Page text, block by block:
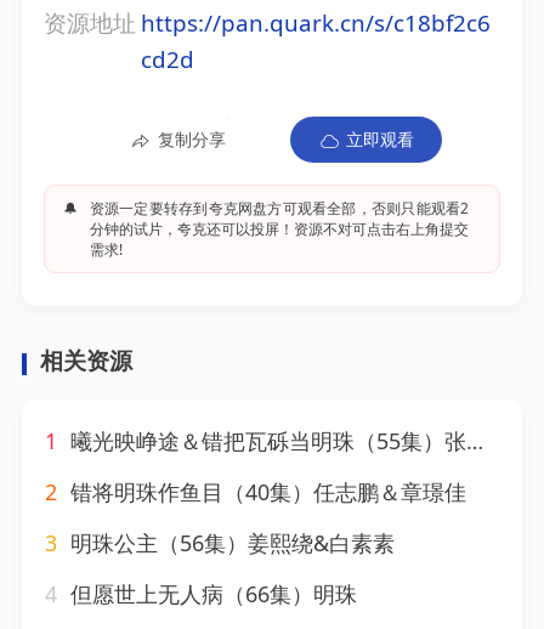
资源地址 https://pan.quark.cn/s/c18bf2c6
cd2d
复制分享 立即观看
🔔
资源一定要转存到夸克网盘方可观看全部，否则只能观看2
分钟的试片，夸克还可以投屏！资源不对可点击右上角提交
需求!
相关资源
1 曦光映峥途＆错把瓦砾当明珠（55集）张曼娜&纪泠希
2 错将明珠作鱼目（40集）任志鹏＆章璟佳
3 明珠公主（56集）姜熙绕&白素素
4 但愿世上无人病（66集）明珠